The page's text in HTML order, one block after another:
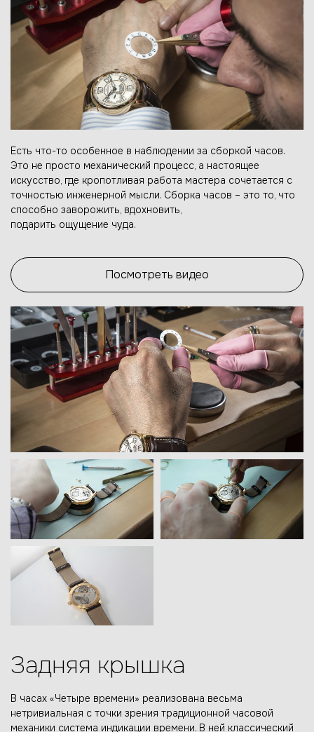
Есть что-то особенное в наблюдении за сборкой часов.
Это не просто механический процесс, а настоящее
искусство, где кропотливая работа мастера сочетается с
точностью инженерной мысли. Сборка часов – это то, что
способно заворожить, вдохновить,
подарить ощущение чуда.
Посмотреть видео
Задняя крышка
В часах «Четыре времени» реализована весьма
нетривиальная с точки зрения традиционной часовой
механики система индикации времени. В ней классический